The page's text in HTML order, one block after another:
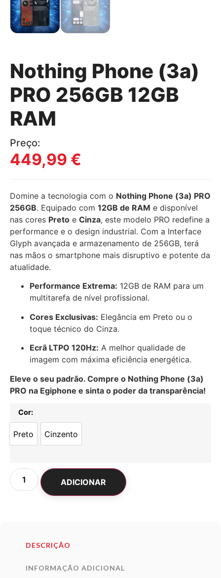
Nothing Phone (3a)
PRO 256GB 12GB
RAM
Preço:
449,99 €
Domine a tecnologia com o Nothing Phone (3a) PRO
256GB. Equipado com 12GB de RAM e disponível
nas cores Preto e Cinza, este modelo PRO redefine a
performance e o design industrial. Com a Interface
Glyph avançada e armazenamento de 256GB, terá
nas mãos o smartphone mais disruptivo e potente da
atualidade.
Performance Extrema: 12GB de RAM para um
multitarefa de nível profissional.
Cores Exclusivas: Elegância em Preto ou o
toque técnico do Cinza.
Ecrã LTPO 120Hz: A melhor qualidade de
imagem com máxima eficiência energética.
Eleve o seu padrão. Compre o Nothing Phone (3a)
PRO na Egiphone e sinta o poder da transparência!
Cor:
Preto
Preto
Cinzento
Cinzento
ADICIONAR
DESCRIÇÃO
INFORMAÇÃO ADICIONAL